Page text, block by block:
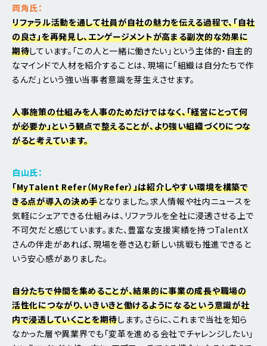
両角氏：
リファラル活動を通して社員が自社の魅力を伝える過程で、「自社
の良さ」を再発見し、エンゲージメントが高まる副次的な効果に
期待しています。「この人と一緒に働きたい」という主体的・自主的
なマインドで人材を紹介することは、現場に「組織は自分たちで作
るんだ」という強い当事者意識を芽生えさせます。
人事施策の仕組みを人事のためだけではなく、「経営にとって何
が必要か」という観点で整えることが、より強い組織づくりにつな
がると考えています。
白山氏：
「MyTalent Refer（MyRefer）」は紹介しやすい環境を構築で
きる点が導入の決め手となりました。求人情報や社内ニュースを
気軽にシェアできる仕組みは、リファラルを全社に浸透させる上で
不可欠だと感じています。また、豊富な支援実績を持つTalentX
さんの伴走があれば、現場を巻き込む新しい挑戦も推進できると
いう安心感がありました。
自分たちで仲間を集めることが、結果的に事業の成長や職場の
活性化につながり、いきいきと働けるようになるという意識が社
内で浸透していくことを期待します。さらに、これまで当社を知ら
なかった層や異業界でも「変革を進める会社でチャレンジしたい」